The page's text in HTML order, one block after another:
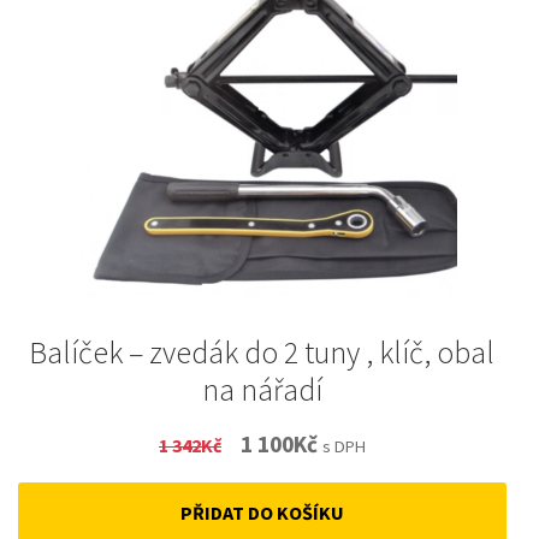
Balíček – zvedák do 2 tuny , klíč, obal
na nářadí
1 342Kč
Original
price
was:
1 100KčCurrent
price
is:
s DPH
PŘIDAT DO KOŠÍKU